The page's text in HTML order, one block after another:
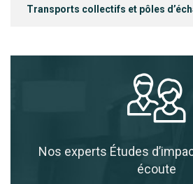
Transports collectifs et pôles
Nos experts Études
écoute